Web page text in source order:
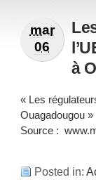
mar
06
à
« Les
Ouagadougou »
Source :
Posted in: